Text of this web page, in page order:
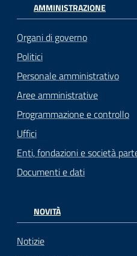
AMMINISTRAZIONE
Organi di governo
Politici
Personale amministrativo
Aree amministrative
Programmazione e controllo
Uffici
Enti, fondazioni e società
Documenti e dati
NOVITÀ
Notizie